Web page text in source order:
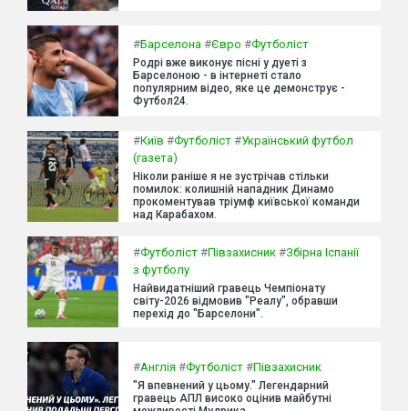
#Барселона #Євро #Футболіст
Родрі вже виконує пісні у дуеті з
Барселоною - в інтернеті стало
популярним відео, яке це демонструє -
Футбол24.
#Київ #Футболіст #Український футбол
(газета)
Ніколи раніше я не зустрічав стільки
помилок: колишній нападник Динамо
прокоментував тріумф київської команди
над Карабахом.
#Футболіст #Півзахисник #Збірна Іспанії
з футболу
Найвидатніший гравець Чемпіонату
світу-2026 відмовив "Реалу", обравши
перехід до "Барселони".
#Англія #Футболіст #Півзахисник
"Я впевнений у цьому." Легендарний
гравець АПЛ високо оцінив майбутні